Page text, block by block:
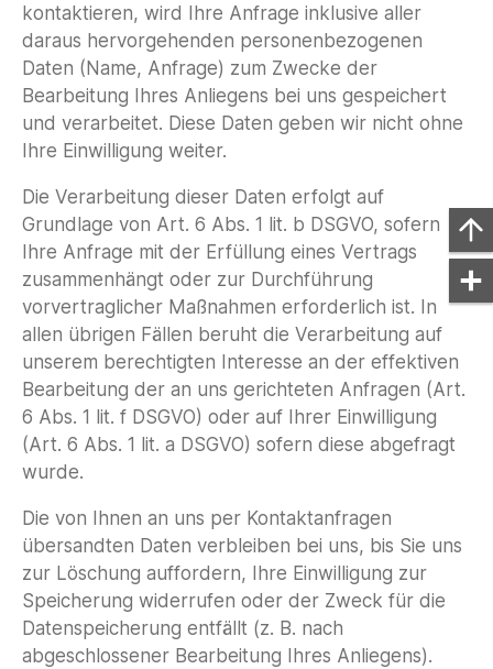
kontaktieren, wird Ihre Anfrage inklusive aller
daraus hervorgehenden personenbezogenen
Daten (Name, Anfrage) zum Zwecke der
Bearbeitung Ihres Anliegens bei uns gespeichert
und verarbeitet. Diese Daten geben wir nicht ohne
Ihre Einwilligung weiter.
Die Verarbeitung dieser Daten erfolgt auf
Grundlage von Art. 6 Abs. 1 lit. b DSGVO, sofern
Ihre Anfrage mit der Erfüllung eines Vertrags
zusammenhängt oder zur Durchführung
vorvertraglicher Maßnahmen erforderlich ist. In
allen übrigen Fällen beruht die Verarbeitung auf
unserem berechtigten Interesse an der effektiven
Bearbeitung der an uns gerichteten Anfragen (Art.
6 Abs. 1 lit. f DSGVO) oder auf Ihrer Einwilligung
(Art. 6 Abs. 1 lit. a DSGVO) sofern diese abgefragt
wurde.
Die von Ihnen an uns per Kontaktanfragen
übersandten Daten verbleiben bei uns, bis Sie uns
zur Löschung auffordern, Ihre Einwilligung zur
Speicherung widerrufen oder der Zweck für die
Datenspeicherung entfällt (z. B. nach
abgeschlossener Bearbeitung Ihres Anliegens).